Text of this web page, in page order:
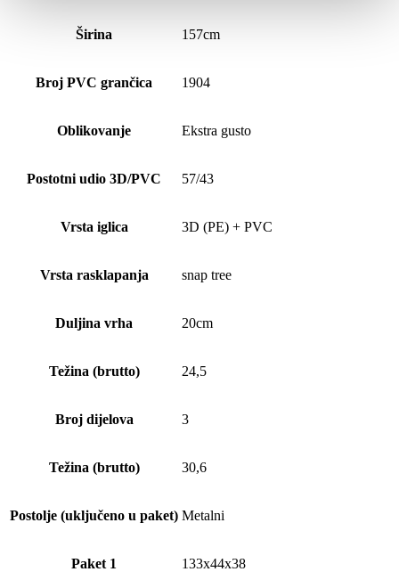
Širina 157cm
Broj PVC grančica 1904
Oblikovanje Ekstra gusto
Postotni udio 3D/PVC 57/43
Vrsta iglica 3D (PE) + PVC
Vrsta rasklapanja snap tree
Duljina vrha 20cm
Težina (brutto) 24,5
Broj dijelova 3
Težina (brutto) 30,6
Postolje (uključeno u paket) Metalni
Paket 1 133x44x38